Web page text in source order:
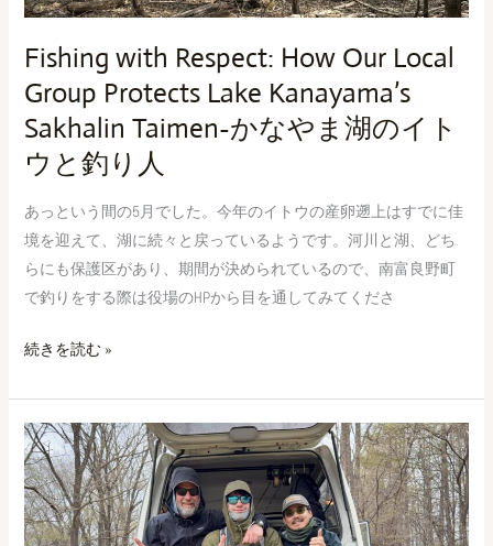
Fishing with Respect: How Our Local
Group Protects Lake Kanayama’s
Sakhalin Taimen-かなやま湖のイト
ウと釣り人
あっという間の5月でした。今年のイトウの産卵遡上はすでに佳
境を迎えて、湖に続々と戻っているようです。河川と湖、どち
らにも保護区があり、期間が決められているので、南富良野町
で釣りをする際は役場のHPから目を通してみてくださ
Taimen-
な
や
ま
湖
の
イ
ト
ウ
と
り
続きを読む »
南
ア
フ
リ